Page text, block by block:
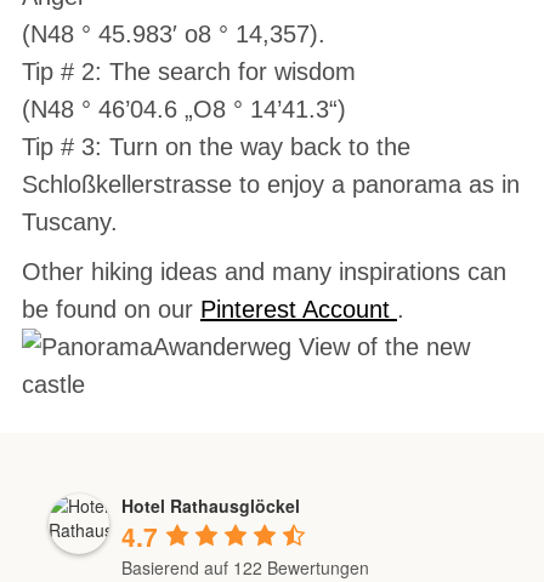
(N48 ° 45.983′ o8 ° 14,357).
Tip # 2: The search for wisdom
(N48 ° 46’04.6 „O8 ° 14’41.3“)
Tip # 3: Turn on the way back to the
Schloßkellerstrasse to enjoy a panorama as in
Tuscany.
Other hiking ideas and many inspirations can
be found on our Pinterest Account .
Hotel Rathausglöckel
4.7
Basierend auf 122 Bewertungen